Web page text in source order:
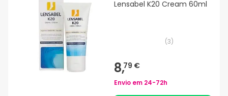
Lensabel K20 Cream 60ml
(3)
8,79 €
Envio em 24-72h